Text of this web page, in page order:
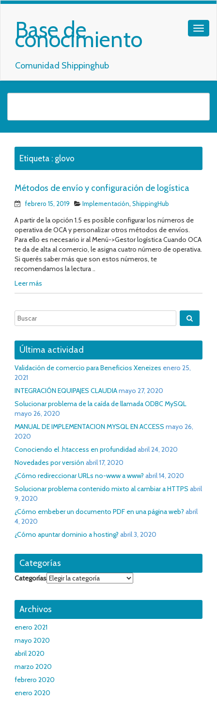
Base de
conocimiento
Comunidad Shippinghub
Etiqueta : glovo
Métodos de envío y configuración de logística
febrero 15, 2019 Implementación, ShippingHub
A partir de la opción 1.5 es posible configurar los números de
operativa de OCA y personalizar otros métodos de envíos.
Para ello es necesario ir al Menú->Gestor logística Cuando OCA
te da de alta al comercio, le asigna cuatro número de operativa.
Si querés saber más que son estos números, te
recomendamos la lectura ..
Leer más
Última actividad
Validación de comercio para Beneficios Xeneizes enero 25,
2021
INTEGRACIÓN EQUIPAJES CLAUDIAmayo 27, 2020
Solucionar problema de la caída de llamada ODBC MySQL
mayo 26, 2020
MANUAL DE IMPLEMENTACION MYSQL EN ACCESS mayo 26,
2020
Conociendo el .htaccess en profundidad abril 24, 2020
Novedades por versión abril 17, 2020
¿Cómo redireccionar URLs no-www a www? abril 14, 2020
Solucionar problema contenido mixto al cambiar a HTTPS abril
9, 2020
¿Cómo embeber un documento PDF en una página web? abril
4, 2020
¿Cómo apuntar dominio a hosting? abril 3, 2020
Categorías
Categorías
Archivos
enero 2021
mayo 2020
abril 2020
marzo 2020
febrero 2020
enero 2020